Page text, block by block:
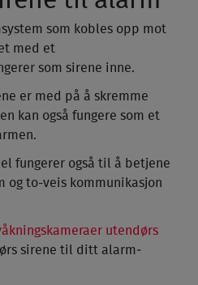
som kobles opp mot
med et
som sirene inne.
er med på å skremme
kan også fungere som et
fungerer også til å betjene
og to-veis kommunikasjon
uten­dørs
sirene til ditt alarm­